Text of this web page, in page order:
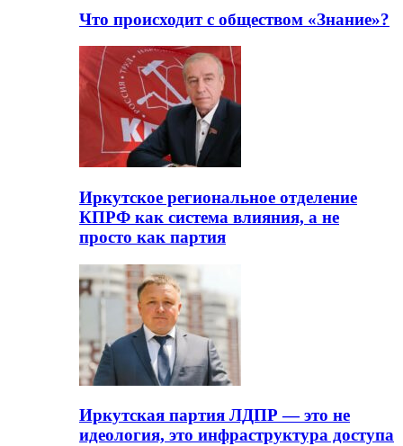
Что происходит с обществом «Знание»?
Иркутское региональное отделение
КПРФ как система влияния, а не
просто как партия
Иркутская партия ЛДПР — это не
идеология, это инфраструктура доступа